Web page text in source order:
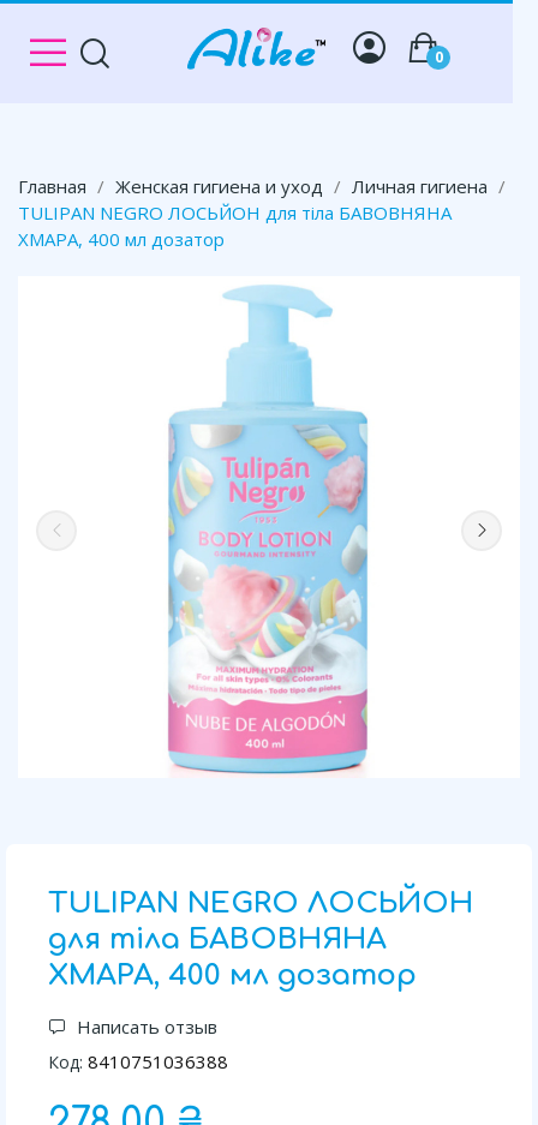
0
Главная Женская гигиена и уход
Личная гигиена
TULIPAN NEGRO ЛОСЬЙОН для тіла БАВОВНЯНА
ХМАРА, 400 мл дозатор
TULIPAN NEGRO ЛОСЬЙОН
для тіла БАВОВНЯНА
ХМАРА, 400 мл дозатор
Написать отзыв
Код: 8410751036388